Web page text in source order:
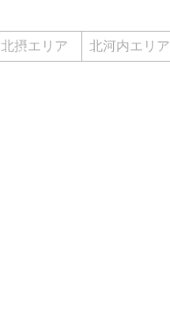
北摂エリア 北河内エリア